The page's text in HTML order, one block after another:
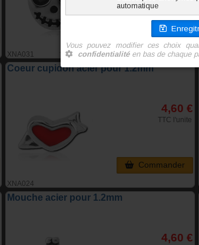
XNA031
Commander
Coeur cupidon acier pour 1.2mm
XNA024
4,60 €
TTC l'unite
Commander
Mouche acier pour 1.2mm
4,60 €